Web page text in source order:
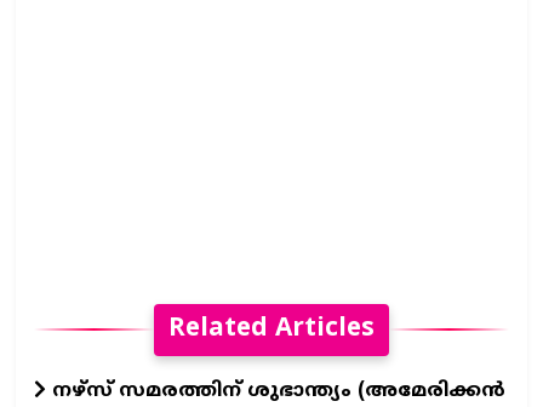
Related Articles
നഴ്സ് സമരത്തിന് ശുഭാന്ത്യം (അമേരിക്കൻ